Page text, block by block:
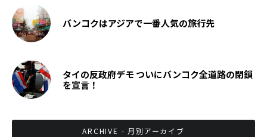
バンコクはアジアで一番人気の旅行先
タイの反政府デモ ついにバンコク全道路の閉鎖
を宣言！
ARCHIVE - 月別アーカイブ